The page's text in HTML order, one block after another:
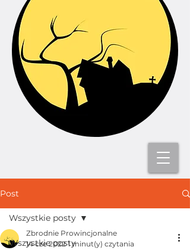
Post
Wszystkie posty
Wszystkie posty
Zbrodnie Prowincjonalne
14 cze 2022 1 minut(y) czytania